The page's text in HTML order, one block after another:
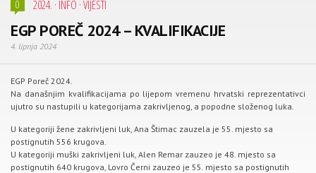
0 2024. · INFO ·VIJESTI
EGP POREČ 2024 – KVALIFIKACIJE
4. lipnja 2024
EGP Poreč 2024.
Na današnjim kvalifikacijama po lijepom vremenu hrvatski reprezentativci
ujutro su nastupili u kategorijama zakrivljenog, a popodne složenog luka.
U kategoriji žene zakrivljeni luk, Ana Štimac zauzela je 55. mjesto sa
postignutih 556 krugova.
U kategoriji muški zakrivljeni luk, Alen Remar zauzeo je 48. mjesto sa
postignutih 640 krugova, Lovro Černi zauzeo je 55. mjesto sa postignutih